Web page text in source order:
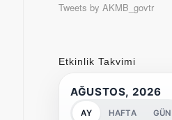
Tweets by AKMB_govtr
Etkinlik Takvimi
AĞUSTOS, 2026
AY HAFTA GÜN